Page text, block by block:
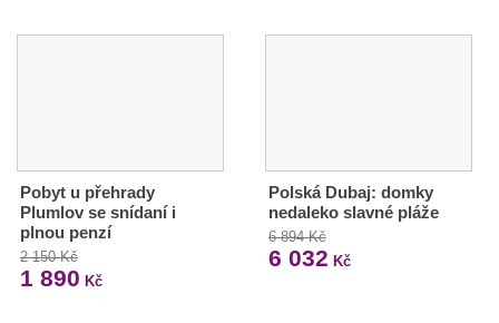
Pobyt u přehrady
Plumlov se snídaní i
plnou penzí
2 150 Kč
1 890 Kč
Polská Dubaj: domky
nedaleko slavné pláže
6 894 Kč
6 032 Kč